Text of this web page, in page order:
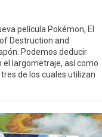
película Pokémon, El
Destruction and
Podemos deducir
largometraje, así como
de los cuales utilizan